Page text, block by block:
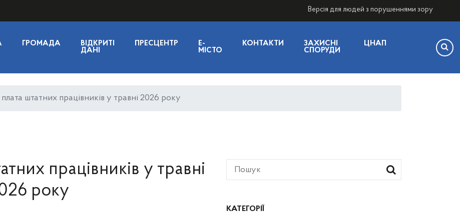
Версія для людей з порушеннями зору
ГРОМАДА
ВІДКРИТІ
ДАНІ
ПРЕСЦЕНТР
E-
МІСТО
КОНТАКТИ
ЗАХИСНІ
СПОРУДИ
ЦНАП
штатних працівників у травні 2026 року
КАТЕГОРІЇ
працівників у травні
року